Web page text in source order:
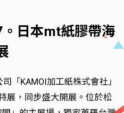
日本mt紙膠帶海
「KAMOI加工紙株式會社」
展，同步盛大開展。位於松